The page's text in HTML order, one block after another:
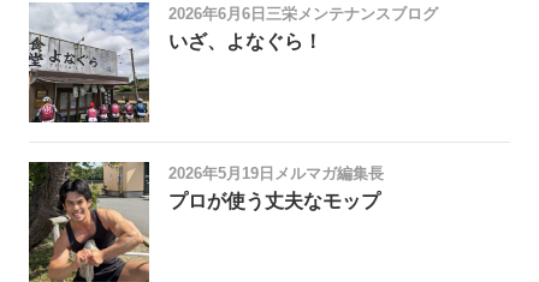
2026年6月6日 三栄メンテナンスブログ
いざ、よなぐら！
2026年5月19日 メルマガ編集長
プロが使う丈夫なモップ